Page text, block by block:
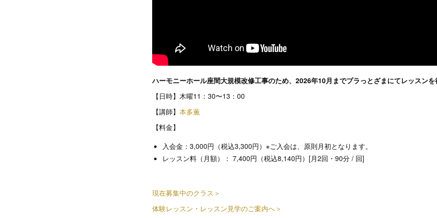
ハーモニーホール座間大規模改修工事のため、2026年10月までプラっとざまにてレッスンを
【日時】木曜11：30〜13：00
【講師】 本多薫
【料金】
入会金：3,000円（税込3,300円）※ご入会は、原則月初となります。
レッスン料（月額）： 7,400円（税込8,140円）[月2回・90分 / 回]
現在募集中のクラス＞
体験レッスン・レッスン見学のご案内へ＞